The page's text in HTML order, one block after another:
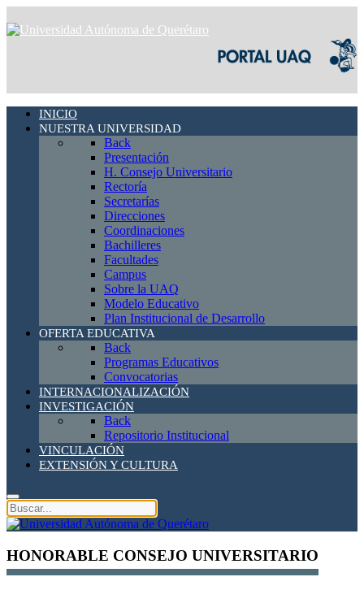
INICIO
NUESTRA UNIVERSIDAD
Back
Presentación
H. Consejo Universitario
Rectoría
Secretarías
Direcciones
Coordinaciones
Bachilleres
Facultades
Campus
Sobre la UAQ
Modelo Educativo
Plan Institucional de Desarrollo
OFERTA EDUCATIVA
Back
Programas Educativos
Convocatorias
INTERNACIONALIZACIÓN
INVESTIGACIÓN
Back
Repositorio Institucional
VINCULACIÓN
EXTENSIÓN Y CULTURA
HONORABLE CONSEJO UNIVERSITARIO